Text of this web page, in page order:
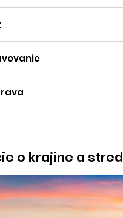
o krajine a